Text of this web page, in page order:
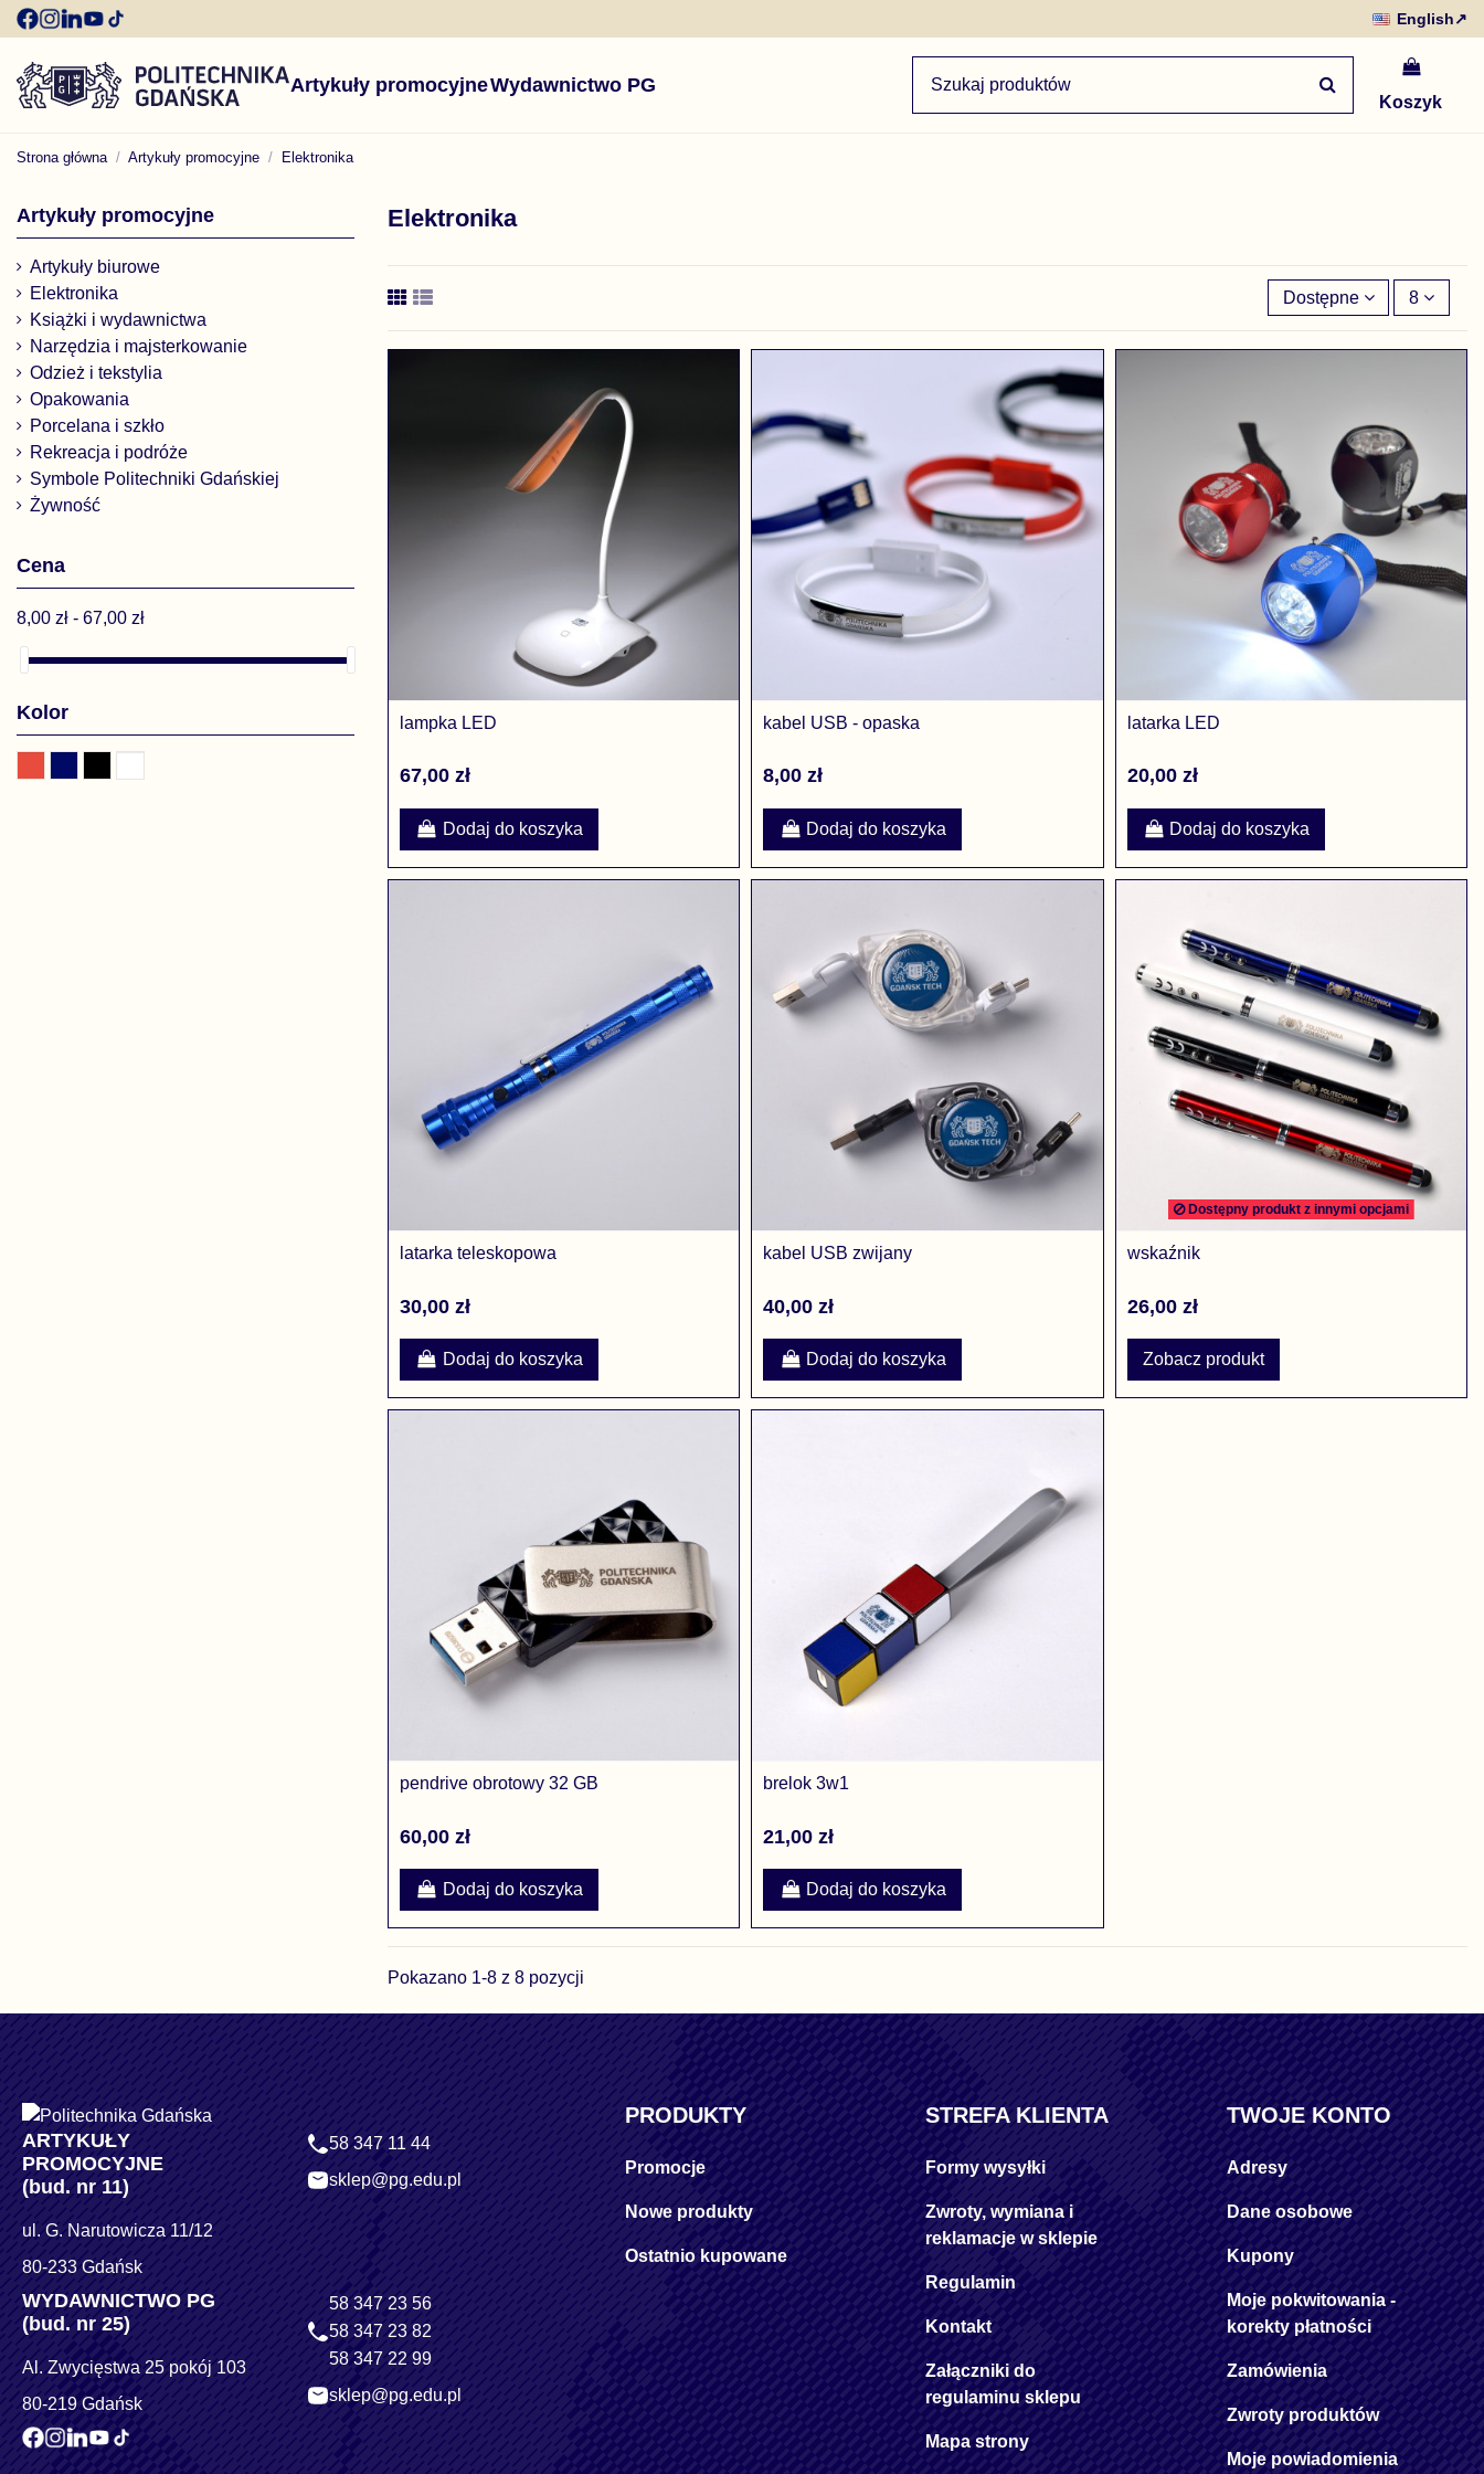
English↗
Artykuły promocyjneWydawnictwo PG
Koszyk
Strona główna Artykuły promocyjne Elektronika
Elektronika
Dostępne 8
lampka LED
67,00 zł
Dodaj do koszyka
kabel USB - opaska
8,00 zł
Dodaj do koszyka
latarka LED
20,00 zł
Dodaj do koszyka
latarka teleskopowa
30,00 zł
Dodaj do koszyka
kabel USB zwijany
40,00 zł
Dodaj do koszyka
Dostępny produkt z innymi opcjami
wskaźnik
26,00 zł
Zobacz produkt
pendrive obrotowy 32 GB
60,00 zł
Dodaj do koszyka
brelok 3w1
21,00 zł
Dodaj do koszyka
Pokazano 1-8 z 8 pozycji
Artykuły promocyjne
Artykuły biurowe
Elektronika
Książki i wydawnictwa
Narzędzia i majsterkowanie
Odzież i tekstylia
Opakowania
Porcelana i szkło
Rekreacja i podróże
Symbole Politechniki Gdańskiej
Żywność
Cena
8,00 zł - 67,00 zł
Kolor
ARTYKUŁY
PROMOCYJNE
(bud. nr 11)
ul. G. Narutowicza 11/12
80-233 Gdańsk
58 347 11 44
sklep@pg.edu.pl
WYDAWNICTWO PG
(bud. nr 25)
Al. Zwycięstwa 25 pokój 103
80-219 Gdańsk
58 347 23 56
58 347 23 82
58 347 22 99
sklep@pg.edu.pl
PRODUKTY
Promocje
Nowe produkty
Ostatnio kupowane
STREFA KLIENTA
Formy wysyłki
Zwroty, wymiana i
reklamacje w sklepie
Regulamin
Kontakt
Załączniki do
regulaminu sklepu
Mapa strony
TWOJE KONTO
Adresy
Dane osobowe
Kupony
Moje pokwitowania -
korekty płatności
Zamówienia
Zwroty produktów
Moje powiadomienia